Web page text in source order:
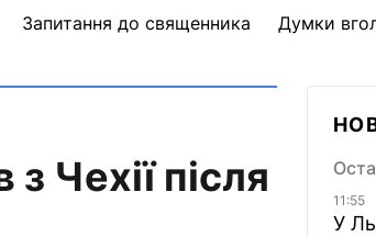
Запитання до священника Думки
Чехії після
11:55
У